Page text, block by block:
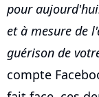
pour
et à mesure de
guérison de
compte